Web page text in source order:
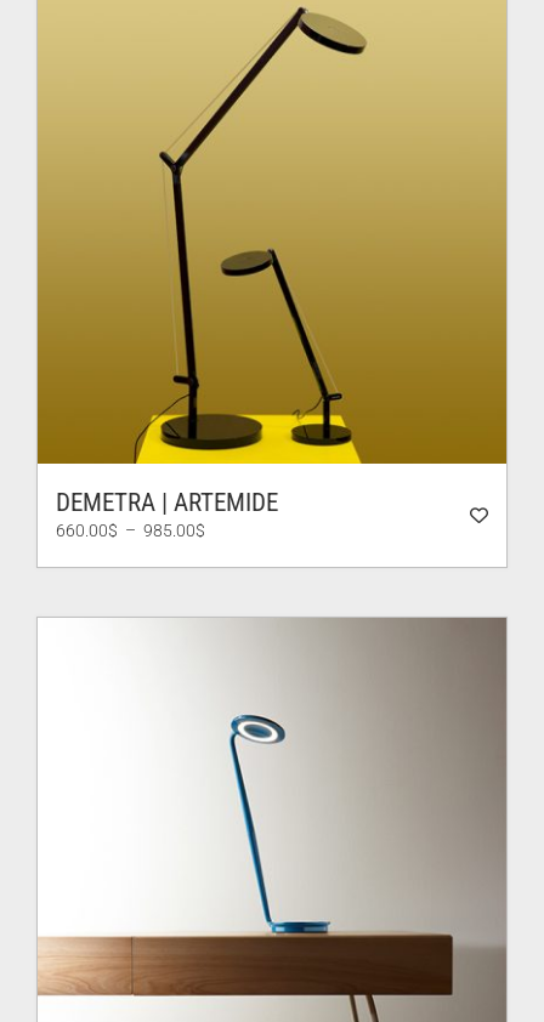
DEMETRA | ARTEMIDE
660.00$ – 985.00$